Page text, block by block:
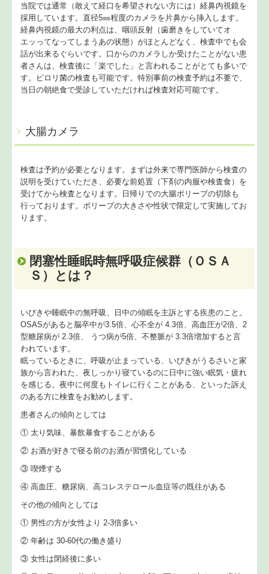
当院では通常（敢えて経口を希望されない方には）経鼻内視鏡を
採用しています。直径5㎜程度のカメラを片鼻から挿入します。
経鼻内視鏡の最大の利点は、咽頭反射（歯磨きをしていてオ
エッってなってしまうあの状態）がほとんどなく、検査中でも会
話が出来るぐらいです。口からのカメラしか受けたことがない患
者さんは、検査後に「楽でした」と言われることがとても多いで
す。ピロリ菌の検査も可能です。特別事前の検査予約は不要で、
当日の朝絶食で受診していただければ検査対応可能です。
大腸カメラ
検査は予約が必要となります。まずは外来で専門医師から検査の
説明を受けていただき、必要な前処置（下剤の内服や検査食）を
受けてから検査となります。日帰りでの大腸ポリープの切除も
行っております。ポリープの大きさや性状で限定して実施してお
ります。
閉塞性睡眠時無呼吸症候群（ＯＳＡ
Ｓ）とは？
いびきや睡眠中の無呼吸、日中の傾眠を主訴とする疾患のこと。
OSASがあると脳卒中が3.5倍、心不全が 4.3倍、高血圧が2倍、2
型糖尿病が 2.3倍、 うつ病が5倍、不整脈が 3.3倍増加すると言
われています。
眠っているときに、呼吸が止まっている、いびきがうるさいと家
族から言われた、夜しっかり寝ているのに日中に強い眠気・疲れ
を感じる。夜中に何度もトイレに行くことがある、といった訴え
のある方に検査をお勧めします。
患者さんの傾向としては
① 太り気味、暴飲暴食することがある
② お酒が好きで寝る前のお酒が習慣化している
③ 喫煙する
④ 高血圧、糖尿病、高コレステロール血症等の既往がある
その他の傾向としては
① 男性の方が女性より 2-3倍多い
② 年齢は 30-60代の働き盛り
③ 女性は閉経後に多い